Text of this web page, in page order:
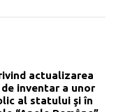
actualizarea
inventar a unor
al statului şi în